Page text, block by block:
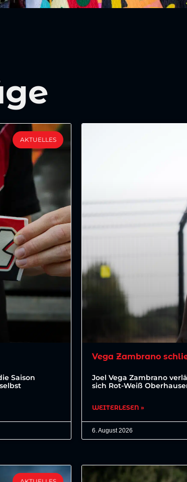
AKTUELLES
Saison
Vega Zambrano
Joel Vega Zambrano
sich Rot-Weiß
WEITERLESEN »
6. August 2026